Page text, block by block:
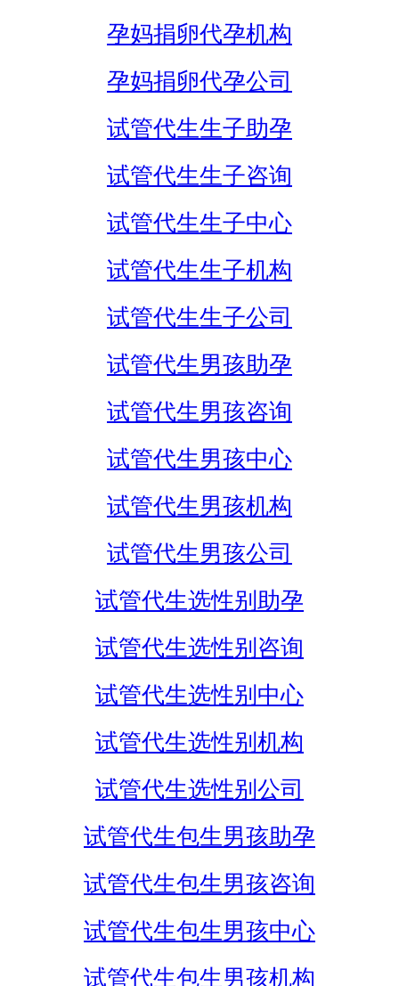
孕妈捐卵代孕机构
孕妈捐卵代孕公司
试管代生生子助孕
试管代生生子咨询
试管代生生子中心
试管代生生子机构
试管代生生子公司
试管代生男孩助孕
试管代生男孩咨询
试管代生男孩中心
试管代生男孩机构
试管代生男孩公司
试管代生选性别助孕
试管代生选性别咨询
试管代生选性别中心
试管代生选性别机构
试管代生选性别公司
试管代生包生男孩助孕
试管代生包生男孩咨询
试管代生包生男孩中心
试管代生包生男孩机构